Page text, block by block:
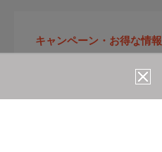
キャンペーン・お得な情報